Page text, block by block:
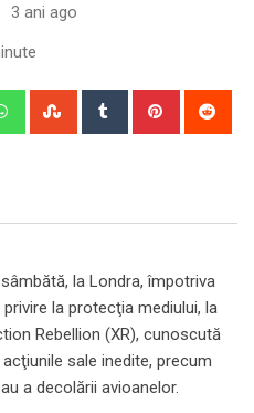
3 ani ago
WhatsappStumbleUpon
Tumblr Pinterest
la Londra, împotriva
la protecţia mediului, la
Rebellion (XR), cunoscută
sale inedite, precum
a decolării avioanelor.